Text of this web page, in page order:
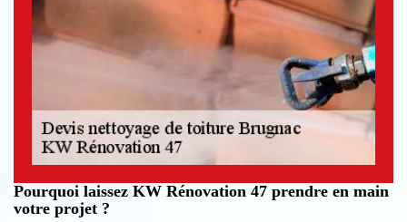
Pourquoi laissez KW Rénovation 47 prendre en main
votre projet ?